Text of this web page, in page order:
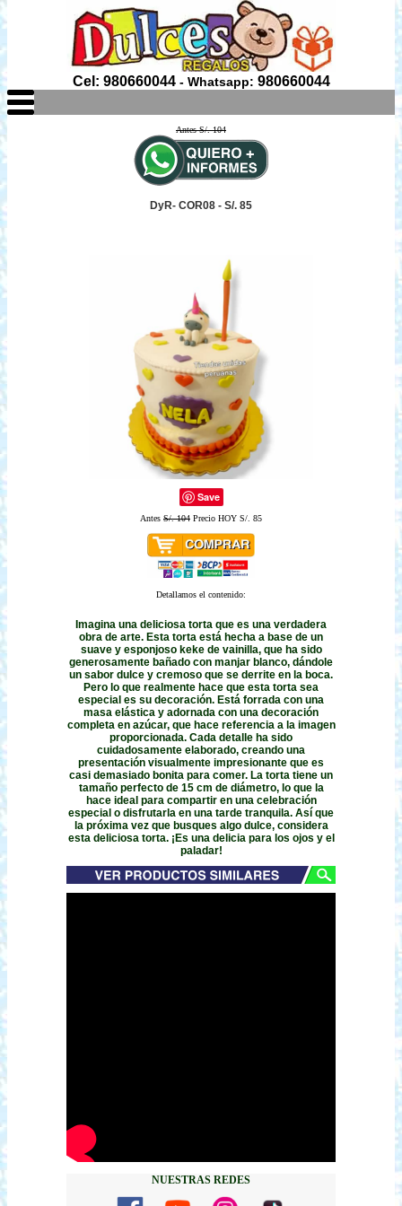
Cel: 980660044- Whatsapp: 980660044
Antes S/. 104
DyR- COR08 - S/. 85
Save
Antes S/. 104 Precio HOY S/. 85
Detallamos el contenido:
Imagina una deliciosa torta que es una verdadera
obra de arte. Esta torta está hecha a base de un
suave y esponjoso keke de vainilla, que ha sido
generosamente bañado con manjar blanco, dándole
un sabor dulce y cremoso que se derrite en la boca.
Pero lo que realmente hace que esta torta sea
especial es su decoración. Está forrada con una
masa elástica y adornada con una decoración
completa en azúcar, que hace referencia a la imagen
proporcionada. Cada detalle ha sido
cuidadosamente elaborado, creando una
presentación visualmente impresionante que es
casi demasiado bonita para comer. La torta tiene un
tamaño perfecto de 15 cm de diámetro, lo que la
hace ideal para compartir en una celebración
especial o disfrutarla en una tarde tranquila. Así que
la próxima vez que busques algo dulce, considera
esta deliciosa torta. ¡Es una delicia para los ojos y el
paladar!
NUESTRAS REDES